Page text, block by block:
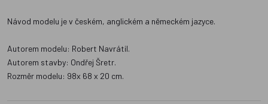
Návod modelu je v českém, anglickém a německém jazyce.
Autorem modelu: Robert Navrátil.
Autorem stavby: Ondřej Šretr.
Rozměr modelu: 98x 68 x 20 cm.